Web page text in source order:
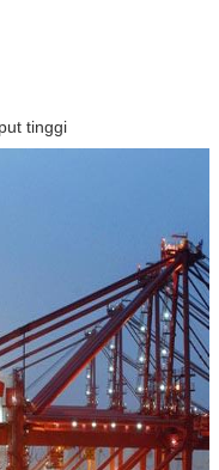
tinggi